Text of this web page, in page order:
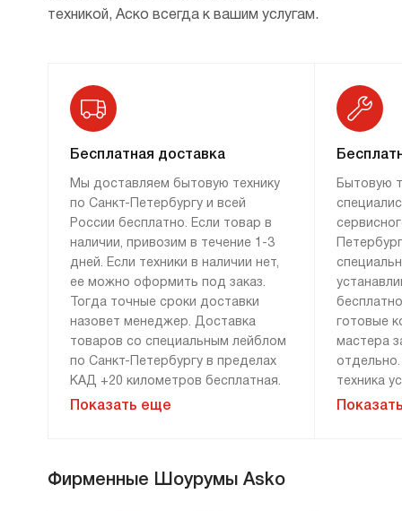
техникой, Аско всегда к вашим услугам.
Бесплатная доставка
Мы доставляем бытовую технику
по Санкт-Петербургу и всей
России бесплатно. Если товар в
наличии, привозим в течение 1-3
дней. Если техники в наличии нет,
ее можно оформить под заказ.
Тогда точные сроки доставки
назовет менеджер. Доставка
товаров со специальным лейблом
по Санкт-Петербургу в пределах
КАД +20 километров бесплатная.
По России привозим технику
возможна только при 100%
Показать еще
Бытовую
готовые
мастера
техника
Фирменные Шоурумы Asko